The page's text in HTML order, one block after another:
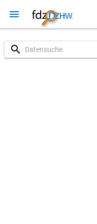
menu
search